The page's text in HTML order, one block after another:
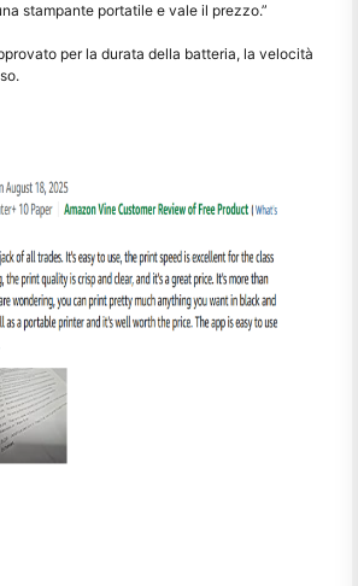
stampante portatile e vale il prezzo.”
per la durata della batteria, la velocità